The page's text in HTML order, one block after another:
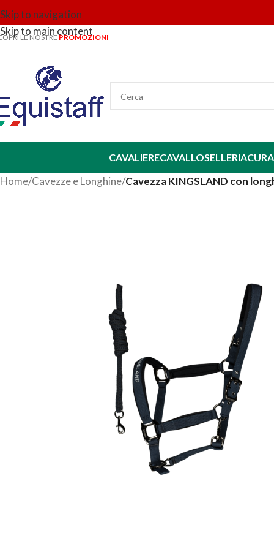
Skip to navigation
Skip to main content
LE NOSTREPROMOZIONI
CAVALIERECAVALLOSELLERIA
Home/Cavezze e Longhine/Cavezza KINGSLAND con